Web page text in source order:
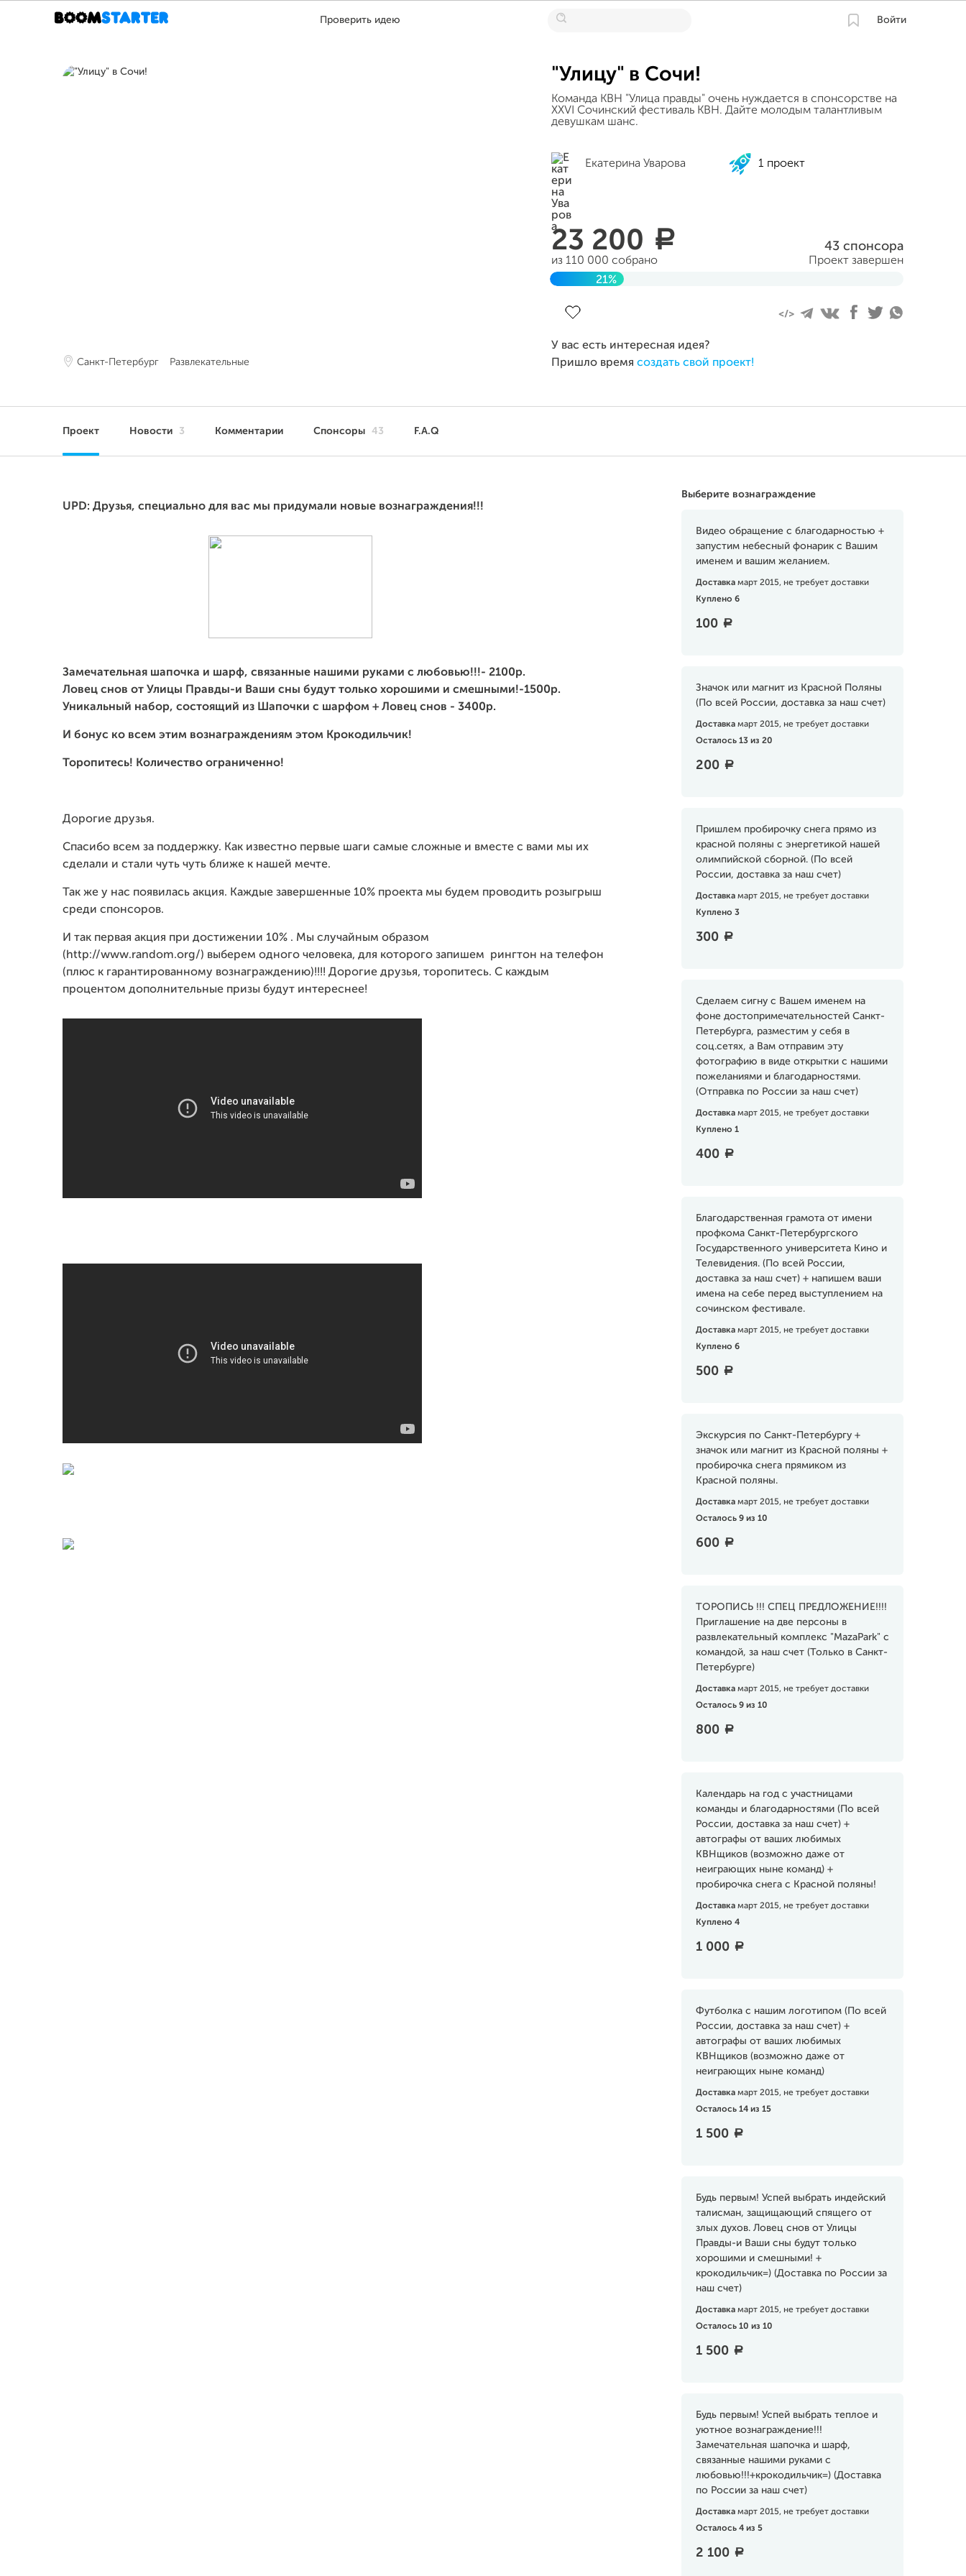
Проверить идею Войти
Санкт-Петербург Развлекательные
"Улицу" в Сочи!
Команда КВН "Улица правды" очень нуждается в спонсорстве на
XXVI Сочинский фестиваль КВН. Дайте молодым талантливым
девушкам шанс.
Екатерина Уварова 1 проект
23 200 a
из 110 000 собрано
43 спонсора
Проект завершен
21%
У вас есть интересная идея?
Пришло время создать свой проект!
Проект Новости 3 Комментарии Спонсоры 43 F.A.Q
Выберите вознаграждение
Видео обращение с благодарностью +
запустим небесный фонарик с Вашим
именем и вашим желанием.
Доставка март 2015, не требует доставки
Куплено 6
100 a
Значок или магнит из Красной Поляны
(По всей России, доставка за наш счет)
Доставка март 2015, не требует доставки
Осталось 13 из 20
200 a
Пришлем пробирочку снега прямо из
красной поляны с энергетикой нашей
олимпийской сборной. (По всей
России, доставка за наш счет)
Доставка март 2015, не требует доставки
Куплено 3
300 a
Сделаем сигну с Вашем именем на
фоне достопримечательностей Санкт-
Петербурга, разместим у себя в
соц.сетях, а Вам отправим эту
фотографию в виде открытки с нашими
пожеланиями и благодарностями.
(Отправка по России за наш счет)
Доставка март 2015, не требует доставки
Куплено 1
400 a
Благодарственная грамота от имени
профкома Санкт-Петербургского
Государственного университета Кино и
Телевидения. (По всей России,
доставка за наш счет) + напишем ваши
имена на себе перед выступлением на
сочинском фестивале.
Доставка март 2015, не требует доставки
Куплено 6
500 a
Экскурсия по Санкт-Петербургу +
значок или магнит из Красной поляны +
пробирочка снега прямиком из
Красной поляны.
Доставка март 2015, не требует доставки
Осталось 9 из 10
600 a
ТОРОПИСЬ !!! СПЕЦ ПРЕДЛОЖЕНИЕ!!!!
Приглашение на две персоны в
развлекательный комплекс "MazaPark" c
командой, за наш счет (Только в Санкт-
Петербурге)
Доставка март 2015, не требует доставки
Осталось 9 из 10
800 a
Календарь на год с участницами
команды и благодарностями (По всей
России, доставка за наш счет) +
автографы от ваших любимых
КВНщиков (возможно даже от
неиграющих ныне команд) +
пробирочка снега с Красной поляны!
Доставка март 2015, не требует доставки
Куплено 4
1 000 a
Футболка с нашим логотипом (По всей
России, доставка за наш счет) +
автографы от ваших любимых
КВНщиков (возможно даже от
неиграющих ныне команд)
Доставка март 2015, не требует доставки
Осталось 14 из 15
1 500 a
Будь первым! Успей выбрать индейский
талисман, защищающий спящего от
злых духов. Ловец снов от Улицы
Правды-и Ваши сны будут только
хорошими и смешными! +
крокодильчик=) (Доставка по России за
наш счет)
Доставка март 2015, не требует доставки
Осталось 10 из 10
1 500 a
Будь первым! Успей выбрать теплое и
уютное вознаграждение!!!
Замечательная шапочка и шарф,
связанные нашими руками с
любовью!!!+крокодильчик=) (Доставка
по России за наш счет)
Доставка март 2015, не требует доставки
Осталось 4 из 5
2 100 a
UPD: Друзья, специально для вас мы придумали новые вознаграждения!!!
Замечательная шапочка и шарф, связанные нашими руками с любовью!!!- 2100р.
Ловец снов от Улицы Правды-и Ваши сны будут только хорошими и смешными!-1500р.
Уникальный набор, состоящий из Шапочки с шарфом + Ловец снов - 3400р.
И бонус ко всем этим вознаграждениям этом Крокодильчик!
Торопитесь! Количество ограниченно!
Дорогие друзья.
Спасибо всем за поддержку. Как известно первые шаги самые сложные и вместе с вами мы их
сделали и стали чуть чуть ближе к нашей мечте.
Так же у нас появилась акция. Каждые завершенные 10% проекта мы будем проводить розыгрыш
среди спонсоров.
И так первая акция при достижении 10% . Мы случайным образом
(http://www.random.org/) выберем одного человека, для которого запишем рингтон на телефон
(плюс к гарантированному вознаграждению)!!!! Дорогие друзья, торопитесь. С каждым
процентом дополнительные призы будут интереснее!